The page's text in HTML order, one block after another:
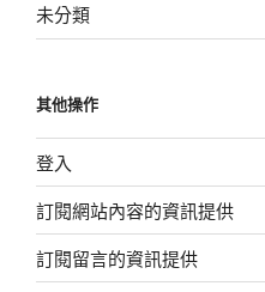
未分類
其他操作
登入
訂閱網站內容的資訊提供
訂閱留言的資訊提供